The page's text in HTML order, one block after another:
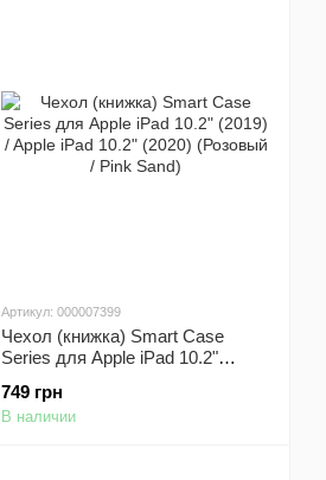
Артикул: 000007399
Чехол (книжка) Smart Case
Series для Apple iPad 10.2"
(Розовый / Pink Sand)
749 грн
В наличии